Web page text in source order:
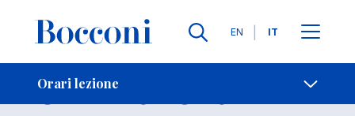
Lingue
EN IT
Orari lezione
-
Orari lezione Open